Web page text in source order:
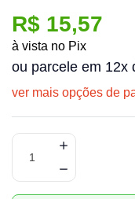
R$ 15,57
à vista no Pix
ou parcele em 12x
ver mais opções de